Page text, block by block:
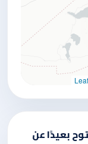
بعيدًا عن